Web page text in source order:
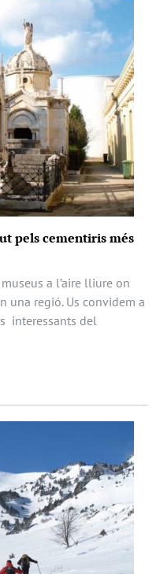
pels cementiris més
a l’aire lliure on
una regió. Us convidem a
interessants del